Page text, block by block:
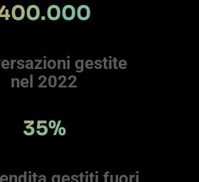
gestite
nel 2022
35%